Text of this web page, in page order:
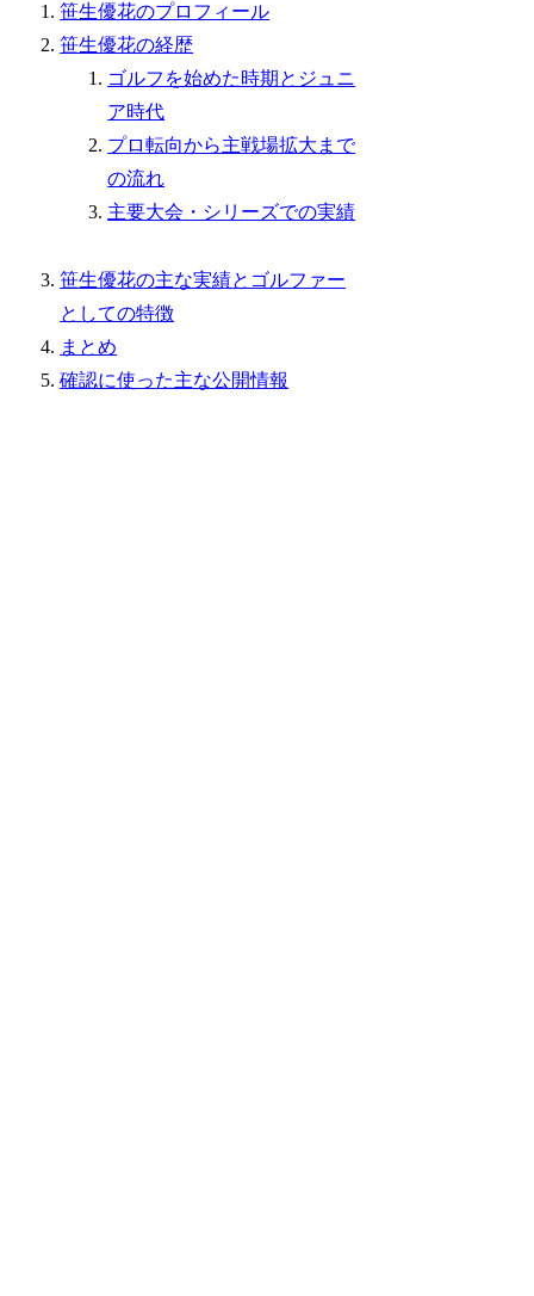
笹生優花のプロフィール
笹生優花の経歴
ゴルフを始めた時期とジュニ
ア時代
プロ転向から主戦場拡大まで
の流れ
主要大会・シリーズでの実績
笹生優花の主な実績とゴルファー
としての特徴
まとめ
確認に使った主な公開情報